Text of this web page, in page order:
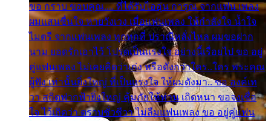
ขอ กราบ ขอบคุณ.... ที่ได้รับไออุ่น การุณ จากแฟน เพลง
ผมแสนชื่นใจ หายวังเวง เมื่อแฟนเพลง ให้กำลังใจ น้ำใจ
ไมตรี จากแฟนเพลง ทุกทุกที่ ปราณีหลั่งไหล ผมขอฝาก
นาม ยอดรักเอาไว้ โปรดเป็นแรงใจ อย่างนี้เรื่อยไป ขอ อยู่
คู่แฟนเพลง ไม่เคยคิดว่าเก่ง หรือดังกว่าใคร..ใคร พระคุณ
ผู้ฟัง เท่านั้นยิ่งใหญ่ ที่เป็นแรงใจ ให้ผมดังมา.. ขอ องค์เท
วา สถิตฟากฟ้ายิ่งใหญ่ คุ้มภัยให้ท่าน เถิดหนา ขอจงเชื่อ
ใจ ไว้เถิดว่า ตราบชั่วชีวา ไม่ลืมแฟนเพลง ขอ อยู่คู่แฟน